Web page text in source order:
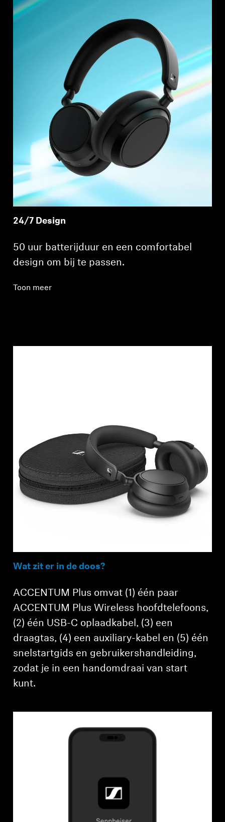
24/7 Design
50 uur batterijduur en een comfortabel
design om bij te passen.
Toon meer
Wat zit er in de doos?
ACCENTUM Plus omvat (1) één paar
ACCENTUM Plus Wireless hoofdtelefoons,
(2) één USB-C oplaadkabel, (3) een
draagtas, (4) een auxiliary-kabel en (5) één
snelstartgids en gebruikershandleiding,
zodat je in een handomdraai van start
kunt.
Inloggen vereist
Meld u aan bij uw account om producten aan uw
verlanglijst toe te voegen en uw eerder
opgeslagen artikelen te bekijken.
Login